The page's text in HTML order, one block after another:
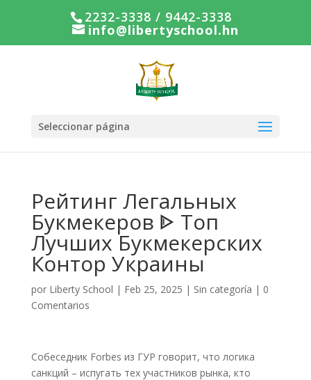
2232-3338 / 9442-3338
info@libertyschool.hn
Seleccionar página
Рейтинг Легальных
Букмекеров ᐈ Топ
Лучших Букмекерских
Контор Украины
por Liberty School | Feb 25, 2025 | Sin categoría | 0
Comentarios
Собеседник Forbes из ГУР говорит, что логика
санкций – испугать тех участников рынка, кто